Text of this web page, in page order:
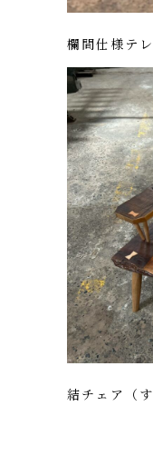
欄間仕様テ
結チェア（す